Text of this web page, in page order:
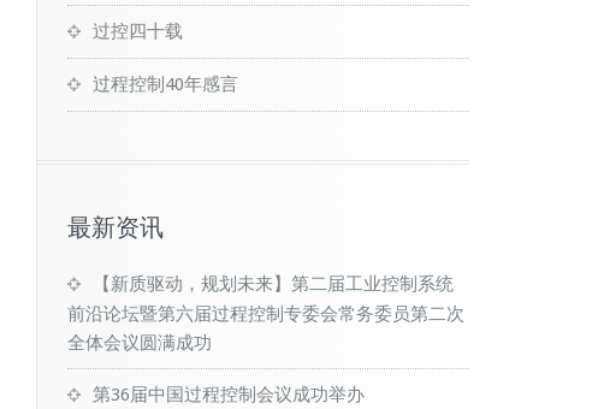
过控四十载
过程控制40年感言
最新资讯
【新质驱动，规划未来】第二届工业控制系统
前沿论坛暨第六届过程控制专委会常务委员第二次
全体会议圆满成功
第36届中国过程控制会议成功举办